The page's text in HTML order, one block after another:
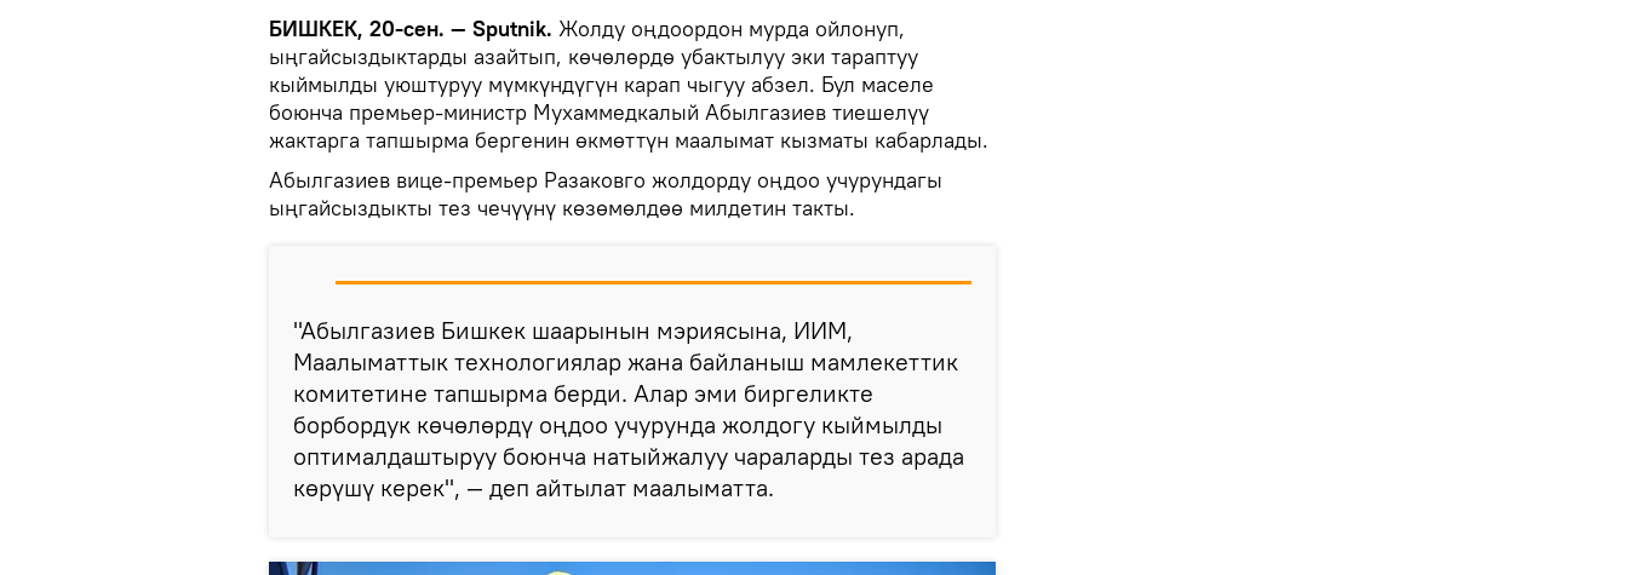
БИШКЕК, 20-сен. — Sputnik. Жолду оңдоордон мурда ойлонуп,
ыңгайсыздыктарды азайтып, көчөлөрдө убактылуу эки тараптуу
кыймылды уюштуруу мүмкүндүгүн карап чыгуу абзел. Бул маселе
боюнча премьер-министр Мухаммедкалый Абылгазиев тиешелүү
жактарга тапшырма бергенин өкмөттүн маалымат кызматы кабарлады.
Абылгазиев вице-премьер Разаковго жолдорду оңдоо учурундагы
ыңгайсыздыкты тез чечүүнү көзөмөлдөө милдетин такты.
"Абылгазиев Бишкек шаарынын мэриясына, ИИМ,
Маалыматтык технологиялар жана байланыш мамлекеттик
комитетине тапшырма берди. Алар эми биргеликте
борбордук көчөлөрдү оңдоо учурунда жолдогу кыймылды
оптималдаштыруу боюнча натыйжалуу чараларды тез арада
көрүшү керек", — деп айтылат маалыматта.